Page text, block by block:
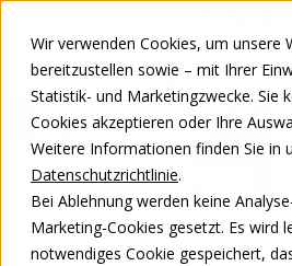
Wir verwenden Cookies, um unsere
bereitzustellen sowie – mit Ihrer
Statistik- und Marketingzwecke. Sie
Cookies akzeptieren oder Ihre
Weitere Informationen finden Sie in
Datenschutzrichtlinie.
Bei Ablehnung werden keine
Marketing-Cookies gesetzt. Es wird
notwendiges Cookie gespeichert,
DEFR
Open menu